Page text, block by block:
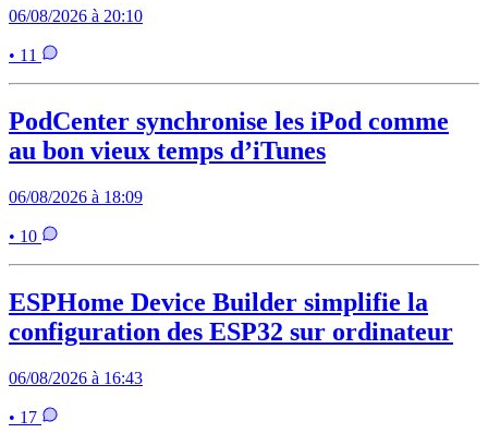
06/08/2026 à 20:10
• 11
PodCenter synchronise les iPod comme
au bon vieux temps d’iTunes
06/08/2026 à 18:09
• 10
ESPHome Device Builder simplifie la
configuration des ESP32 sur ordinateur
06/08/2026 à 16:43
• 17